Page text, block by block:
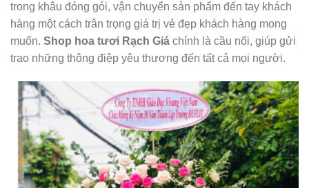
trong khâu đóng gói, vận chuyển sản phẩm đến tay khách
hàng một cách trân trọng giá trị vẻ đẹp khách hàng mong
muốn. Shop hoa tươi Rạch Giá chính là cầu nối, giúp gửi
trao những thông điệp yêu thương đến tất cả mọi người.